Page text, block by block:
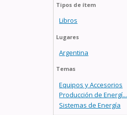
Tipos de ítem
Libros
Lugares
Argentina
Temas
Equipos y Accesorios
Producción de Energí...
Sistemas de Energía